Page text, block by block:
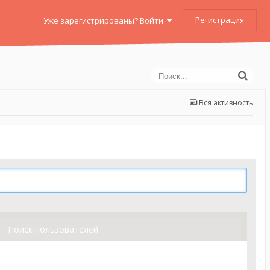
Уже зарегистрированы? Войти Регистрация
Вся активность
Поиск пользователей